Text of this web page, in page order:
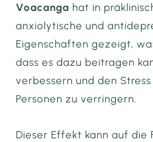
Voacanga hat in
anxiolytische und
Eigenschaften gezeigt,
dass es dazu beitragen
verbessern und den
Personen zu verringern.
Dieser Effekt kann auf die